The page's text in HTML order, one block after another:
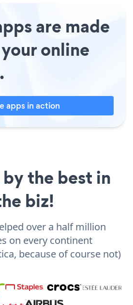
are made
online
apps in action
the best in
biz!
over a half million
on every continent
because of course not)